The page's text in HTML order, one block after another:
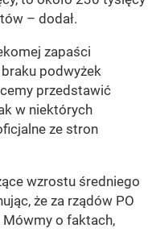
– dodał.
zapaści
braku podwyżek
przedstawić
w niektórych
ze stron
wzrostu średniego
że za rządów PO
Mówmy o faktach,